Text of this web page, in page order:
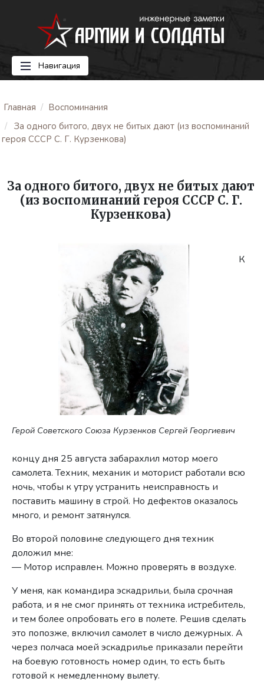
Навигация
Главная
Воспоминания
За одного битого, двух не битых дают (из воспоминаний
героя СССР С. Г. Курзенкова)
За одного битого, двух не битых дают
(из воспоминаний героя СССР С. Г.
Курзенкова)
Герой Советского Союза Курзенков Сергей Георгиевич
К
концу дня 25 августа забарахлил мотор моего
самолета. Техник, механик и моторист работали всю
ночь, чтобы к утру устранить неисправность и
поставить машину в строй. Но дефектов оказалось
много, и ремонт затянулся.
Во второй половине следующего дня техник
доложил мне:
— Мотор исправлен. Можно проверять в воздухе.
У меня, как командира эскадрильи, была срочная
работа, и я не смог принять от техника истребитель,
и тем более опробовать его в полете. Решив сделать
это попозже, включил самолет в число дежурных. А
через полчаса моей эскадрилье приказали перейти
на боевую готовность номер один, то есть быть
готовой к немедленному вылету.